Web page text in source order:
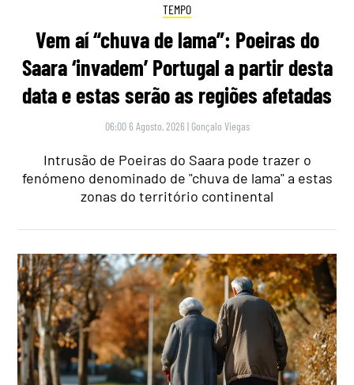
TEMPO
Vem aí “chuva de lama”: Poeiras do
Saara ‘invadem’ Portugal a partir desta
data e estas serão as regiões afetadas
06:00 6 Agosto, 2026 | Gonçalo Viegas
Intrusão de Poeiras do Saara pode trazer o
fenómeno denominado de "chuva de lama" a estas
zonas do território continental